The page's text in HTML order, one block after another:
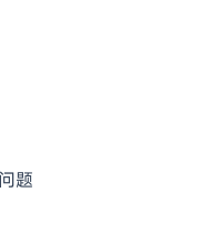
题